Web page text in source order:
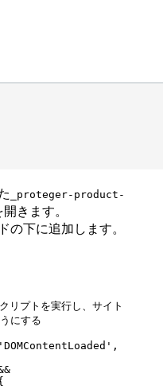
_proteger-product-
開きます。
の下に追加します。
にする
'DOMContentLoaded'